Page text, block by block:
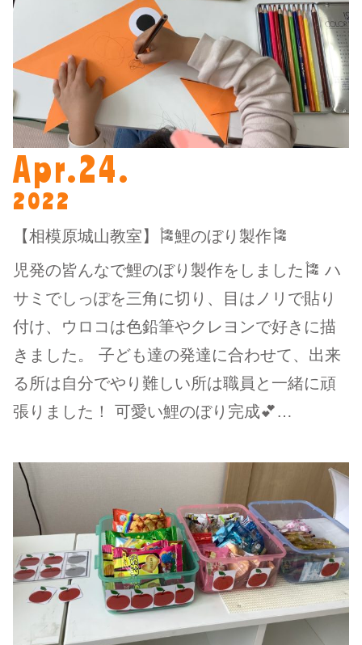
Apr.24.
2022
【相模原城山教室】🎏鯉のぼり製作🎏
児発の皆んなで鯉のぼり製作をしました🎏 ハ
サミでしっぽを三角に切り、目はノリで貼り
付け、ウロコは色鉛筆やクレヨンで好きに描
きました。 子ども達の発達に合わせて、出来
る所は自分でやり難しい所は職員と一緒に頑
張りました！ 可愛い鯉のぼり完成💕…